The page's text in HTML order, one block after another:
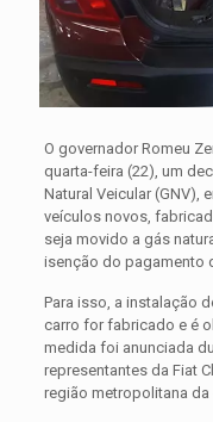
O governador Romeu
quarta-feira (22), um
Natural Veicular (GNV),
veículos novos,
seja movido a gás
isenção do pagamento
Para isso, a instalação
carro for fabricado e é
medida foi anunciada
representantes da Fiat
região metropolitana da